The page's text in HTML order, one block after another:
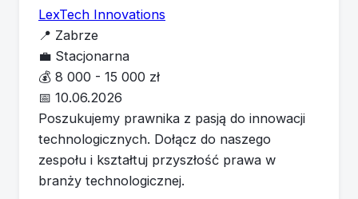
LexTech Innovations
📍 Zabrze
💼 Stacjonarna
💰 8 000 - 15 000 zł
📅 10.06.2026
Poszukujemy prawnika z pasją do innowacji
technologicznych. Dołącz do naszego
zespołu i kształtuj przyszłość prawa w
branży technologicznej.